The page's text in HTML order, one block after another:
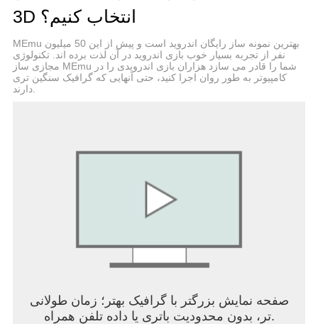
3D انتخاب کنیم؟
MEmu بهترین نمونه ساز رایگان اندروید است و پیش از این 50 میلیون
نفر از تجربه بسیار خوب بازی اندروید در آن لذت برده اند. تکنولوژی
مجازی ساز MEmu شما را قادر می سازد هزاران بازی اندرویدی را در
کامپیوتر به طور روان اجرا کنید، حتی آنهایی که گرافیک سنگین تری
دارند.
صفحه نمایش بزرگتر با گرافیک بهتر؛ زمان طولانی
تر، بدون محدودیت باتری یا داده تلفن همراه.